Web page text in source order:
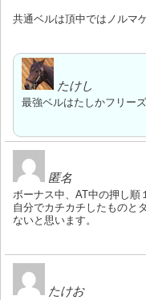
共通ベルは頂中ではノルマ
たけし
最強ベルはたしかフリー
匿名
ボーナス中、AT中の押し順
自分でカチカチしたものと
ないと思います。
たけお